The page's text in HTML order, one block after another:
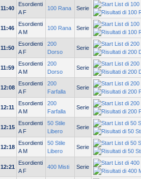
11:40
Esordienti
A F
100 Rana Serie
11:46
Esordienti
A M
100 Rana Serie
11:50
Esordienti
A F
200
Dorso
Serie
11:59
Esordienti
A M
200
Dorso
Serie
12:08
Esordienti
A F
200
Farfalla
Serie
12:11
Esordienti
A M
200
Farfalla
Serie
12:15
Esordienti
A F
50 Stile
Libero
Serie
12:18
Esordienti
A M
50 Stile
Libero
Serie
12:21
Esordienti
A F
400 Misti Serie